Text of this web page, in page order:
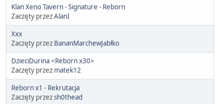
Klan Xeno Tavern - Signature - Reborn
Zaczęty przezAlanI
Xxx
Zaczęty przez BananMarchewJabłko
DzieciDurina <Reborn x30>
Zaczęty przez matek12
Reborn x1 - Rekrutacja
Zaczęty przezsh0thead